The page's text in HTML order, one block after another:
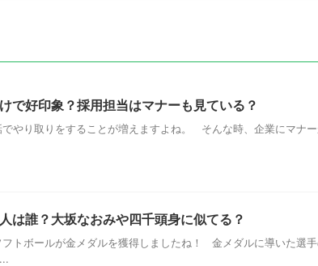
で好印象？採用担当はマナーも見ている？
やり取りをすることが増えますよね。 そんな時、企業にマナー
は誰？大坂なおみや四千頭身に似てる？
トボールが金メダルを獲得しましたね！ 金メダルに導いた選